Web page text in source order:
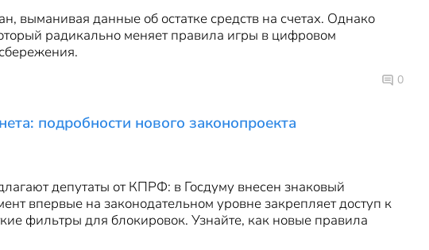
данные об остатке средств на счетах. Однако
радикально меняет правила игры в цифровом
0
подробности нового законопроекта
депутаты от КПРФ: в Госдуму внесен знаковый
впервые на законодательном уровне закрепляет доступ к
фильтры для блокировок. Узнайте, как новые правила